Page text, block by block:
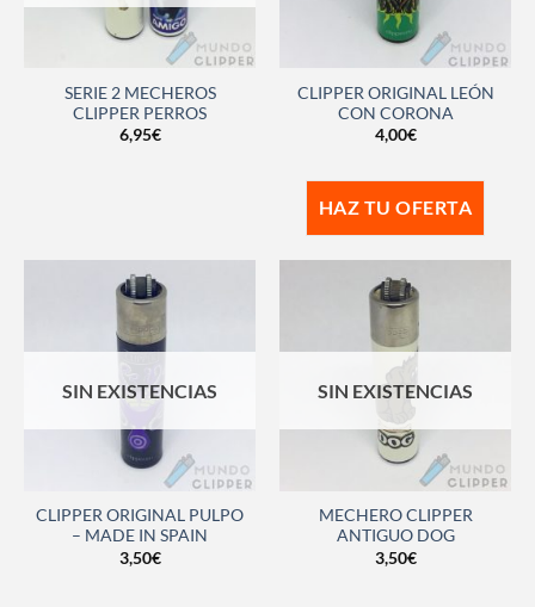
SERIE 2 MECHEROS
CLIPPER PERROS
6,95€
CLIPPER ORIGINAL LEÓN
CON CORONA
4,00€
HAZ TU OFERTA
SIN EXISTENCIAS
CLIPPER ORIGINAL PULPO
– MADE IN SPAIN
3,50€
SIN EXISTENCIAS
MECHERO CLIPPER
ANTIGUO DOG
3,50€